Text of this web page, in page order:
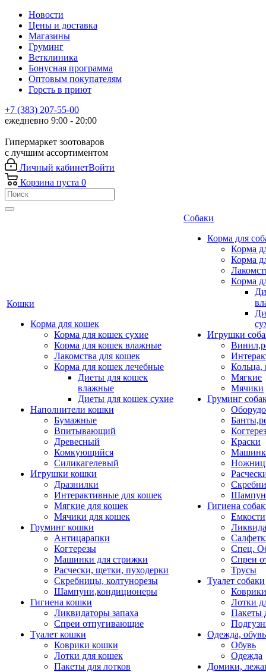
Новости
Цены и доставка
Магазины
Груминг
Ветклиника
Бонусная программа
Оптовым покупателям
Горсть в приют
+7 (383) 207-55-00
ежедневно 9:00 - 20:00
Гипермаркет зоотоваров
с лучшим ассортиментом
Личный кабинетВойти
Корзина пуста 0
Кошки
Корма для кошек
Корма для кошек сухие
Корма для кошек влажные
Лакомства для кошек
Корма для кошек лечебные
Диеты для кошек
влажные
Диеты для кошек сухие
Наполнители кошки
Бумажные
Впитывающий
Древесный
Комкующийся
Силикагелевый
Игрушки кошки
Дразнилки
Интерактивные для кошек
Мягкие для кошек
Мячики для кошек
Груминг кошки
Антицарапки
Когтерезы
Машинки для стрижки
Расчески, щетки, пуходерки
Скребницы, колтунорезы
Шампуни,кондиционеры
Гигиена кошки
Ликвидаторы запаха
Спреи отпугивающие
Туалет кошки
Коврики кошки
Лотки для кошек
Пакеты для лотков
Собаки
Корма для
Корма
Корма
Корма
Игрушки
Кольца,
Мягкие
Мячики
Груминг
Краски
Гигиена
Емкости
Спец.
Спреи
Трусы
Туалет собаки
Коврики
Лотки
Пакеты
Одежда, обувь
Обувь
Одежда
Домики,